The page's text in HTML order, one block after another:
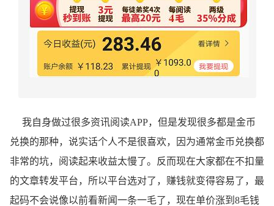
我自身做过很多资讯阅读APP，但是发现很多都是金币
兑换的那种，说实话个人不是很喜欢，因为通常金币兑换都
非常的坑，阅读起来收益太慢了。反而现在大家都在不扣量
的文章转发平台，所以平台选对了，赚钱就变得容易了，最
起码不会说像以前看新闻一条一毛了，现在单价涨到8毛钱